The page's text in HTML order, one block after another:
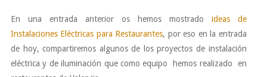
En una entrada anterior os hemos mostrado ideas de
Instalaciones Eléctricas para Restaurantes, por eso en la entrada
de hoy, compartiremos algunos de los proyectos de instalación
eléctrica y de iluminación que como equipo hemos realizado en